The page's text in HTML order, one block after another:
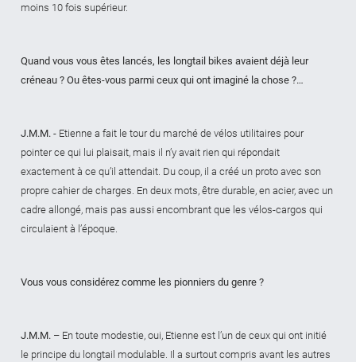
moins 10 fois supérieur.
Quand vous vous êtes lancés, les longtail bikes avaient déjà leur
créneau ? Ou êtes-vous parmi ceux qui ont imaginé la chose ?…
J.M.M. - Etienne a fait le tour du marché de vélos utilitaires pour
pointer ce qui lui plaisait, mais il n’y avait rien qui répondait
exactement à ce qu’il attendait. Du coup, il a créé un proto avec son
propre cahier de charges. En deux mots, être durable, en acier, avec un
cadre allongé, mais pas aussi encombrant que les vélos-cargos qui
circulaient à l’époque.
Vous vous considérez comme les pionniers du genre ?
J.M.M.– En toute modestie, oui, Etienne est l’un de ceux qui ont initié
le principe du longtail modulable. Il a surtout compris avant les autres